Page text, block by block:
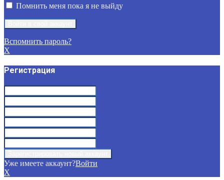
Помнить меня пока я не выйду
Вспомнить пароль?
X
Регистрация
Уже имеете аккаунт?Войти
X